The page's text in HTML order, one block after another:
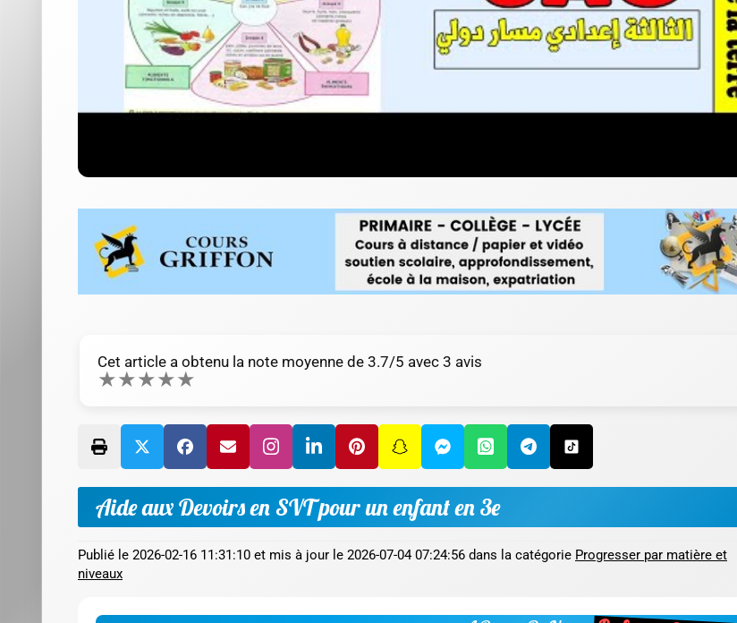
Cet article a obtenu la note moyenne de 3.7/5 avec 3 avis
★★★★★
Aide aux Devoirs en SVT pour un enfant en 3e
Publié le 2026-02-16 11:31:10 et mis à jour le 2026-07-04 07:24:56 dans la catégorie Progresser par matière et
niveaux